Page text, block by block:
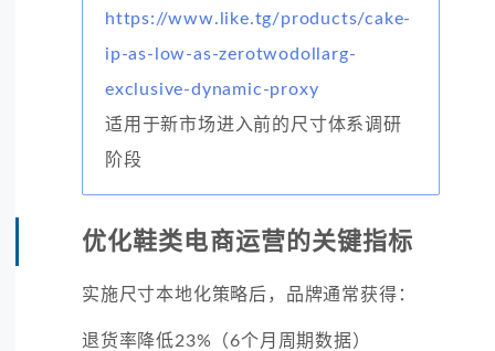
https://www.like.tg/products/cake-
ip-as-low-as-zerotwodollarg-
exclusive-dynamic-proxy
适用于新市场进入前的尺寸体系调研
阶段
优化鞋类电商运营的关键指标
实施尺寸本地化策略后，品牌通常获得：
退货率降低23%（6个月周期数据）